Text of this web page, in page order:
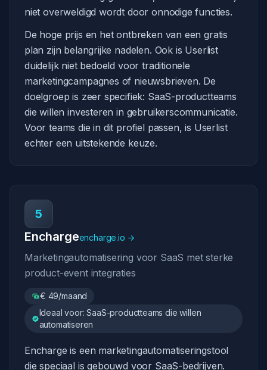
niet overweldigd wordt door onnodige functies.
De hoge prijs en het ontbreken van een gratis
plan zijn belangrijke nadelen. Ook is Userlist
duidelijk niet bedoeld voor traditionele
marketingcampagnes of nieuwsbrieven. De
doelgroep is zeer specifiek: SaaS-productteams
die willen investeren in gebruikerscommunicatie.
Voor teams die in dit profiel passen, is Userlist
echter een uitstekende keuze.
5
Enchargeencharge.io →
Marketingautomatisering voor SaaS met sterke
product-event integraties
€ 49/maand
Ideaal voor: SaaS-productteams die willen
automatiseren
Encharge is een marketingautomatiseringstool
die speciaal is gebouwd voor SaaS-bedrijven.